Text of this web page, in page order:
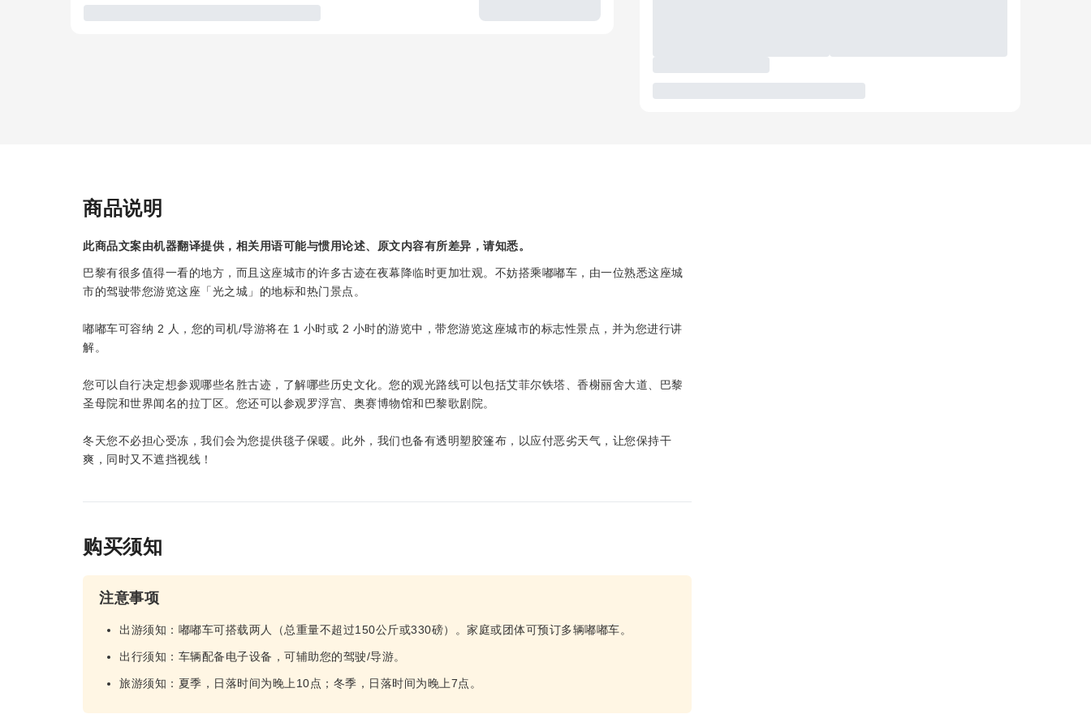
商品说明
此商品文案由机器翻译提供，相关用语可能与惯用论述、原文内容有所差异，请知悉。
巴黎有很多值得一看的地方，而且这座城市的许多古迹在夜幕降临时更加壮观。不妨搭乘嘟嘟车，由一位熟悉这座城
市的驾驶带您游览这座「光之城」的地标和热门景点。
嘟嘟车可容纳 2 人，您的司机/导游将在 1 小时或 2 小时的游览中，带您游览这座城市的标志性景点，并为您进行讲
解。
您可以自行决定想参观哪些名胜古迹，了解哪些历史文化。您的观光路线可以包括艾菲尔铁塔、香榭丽舍大道、巴黎
圣母院和世界闻名的拉丁区。您还可以参观罗浮宫、奥赛博物馆和巴黎歌剧院。
冬天您不必担心受冻，我们会为您提供毯子保暖。此外，我们也备有透明塑胶篷布，以应付恶劣天气，让您保持干
爽，同时又不遮挡视线！
购买须知
注意事项
出游须知：嘟嘟车可搭载两人（总重量不超过150公斤或330磅）。家庭或团体可预订多辆嘟嘟车。
出行须知：车辆配备电子设备，可辅助您的驾驶/导游。
旅游须知：夏季，日落时间为晚上10点；冬季，日落时间为晚上7点。